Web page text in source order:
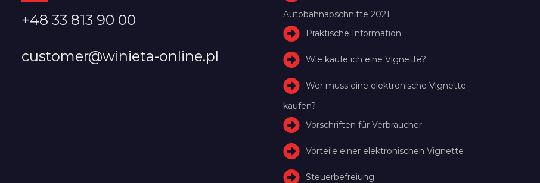
+48 33 813 90 00
customer@winieta-online.pl
Autobahnabschnitte 2021
Praktische Information
Wie kaufe ich eine Vignette?
Wer muss eine elektronische Vignette
kaufen?
Vorschriften für Verbraucher
Vorteile einer elektronischen Vignette
Steuerbefreiung